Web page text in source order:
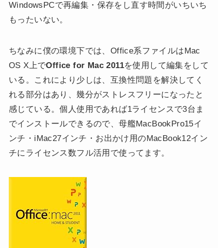
WindowsPCで再編集・保存をし直す時間がいちいち
もったいない。
ちなみに僕の環境下では、Office系ファイルはMac
OS X上でOffice for Mac 2011を使用して編集をして
いる。これにより少しは、互換性問題を解決してく
れる部分はあり、幾分がストレスフリーになったと
感じている。個人使用であれば1ライセンスで3台ま
でインストールできるので、母艦MacBookPro15イ
ンチ・iMac27インチ・お出かけ用のMacBook12イン
チにライセンス数フル活用で使ってます。